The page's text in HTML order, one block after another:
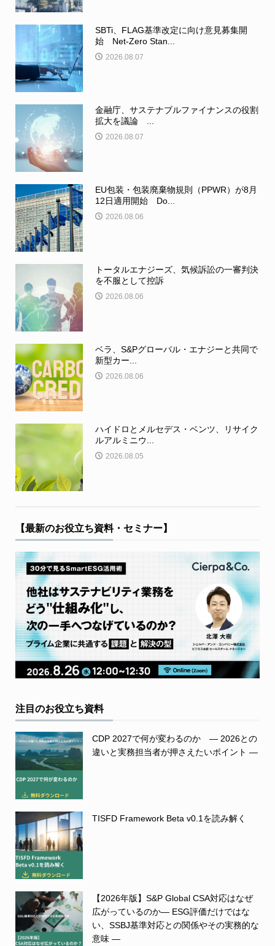
SBTi、FLAG基準改定に向け意見募集開
始 Net-Zero Stan...
2026.08.07
金融庁、サステナブルファイナンスの役割
拡大を議論 ...
2026.08.07
EU包装・包装廃棄物規則（PPWR）が8月
12日適用開始 Do...
2026.08.06
トータルエナジーズ、気候訴訟の一審判決
を不服として控訴
2026.08.06
ベラ、S&Pグローバル・エナジーと共同で
新型カー...
2026.08.06
ハイドロとメルセデス・ベンツ、リサイク
ルアルミニウ...
2026.08.05
【最新のお役立ち資料・セミナー】
注目のお役立ち資料
CDP 2027で何が変わるのか ― 2026との
違いと実務担当者が押さえたいポイント ―
TISFD Framework Beta v0.1を読み解く
【2026年版】S&P Global CSA対応はなぜ
広がっているのか― ESG評価だけではな
い、SSBJ基準対応との関係やその実務的な
意味 ―